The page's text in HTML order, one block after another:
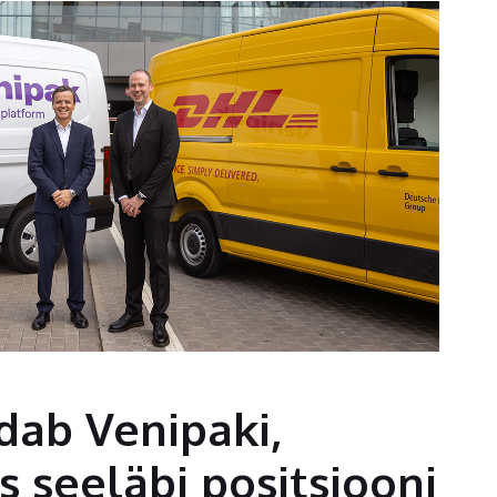
Venipaki,
seeläbi positsiooni